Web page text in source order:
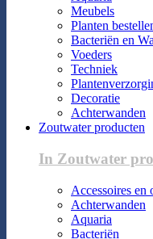
Meubels
Planten
Bacteriën en
Voeders
Techniek
Decoratie
Achterwanden
Zoutwater producten
In Zoutwater
Accessoires en
Achterwanden
Aquaria
Bacteriën